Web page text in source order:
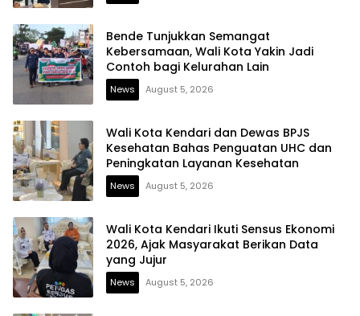
Bende Tunjukkan Semangat
Kebersamaan, Wali Kota Yakin Jadi
Contoh bagi Kelurahan Lain
News August 5, 2026
Wali Kota Kendari dan Dewas BPJS
Kesehatan Bahas Penguatan UHC dan
Peningkatan Layanan Kesehatan
News August 5, 2026
Wali Kota Kendari Ikuti Sensus Ekonomi
2026, Ajak Masyarakat Berikan Data
yang Jujur
News August 5, 2026